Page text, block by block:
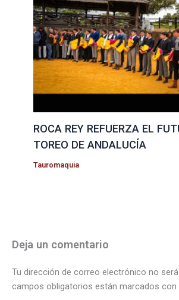
ROCA REY REFUERZA EL
TOREO DE ANDALUCÍA
Tauromaquia
Deja un comentario
Tu dirección de correo electrónico no será
campos obligatorios están marcados con